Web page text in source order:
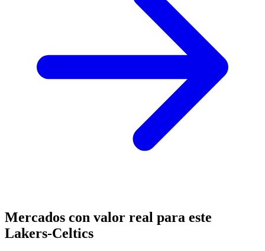
Mercados con valor real para este
Lakers-Celtics